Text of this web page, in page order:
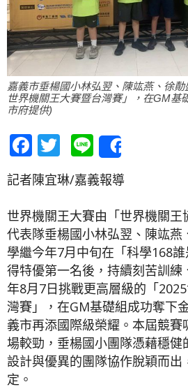
嘉義市垂楊國小林弘翌、陳竑燕、徐
世界機關王大賽暨台灣賽」，在GM基
市府提供)
Facebook
Twitter
Line
記者陳宜琳/嘉義報導
世界機關王大賽由「世界機關
代表隊垂楊國小林弘翌、陳竑燕
學繼今年7月中旬在「科學168
得特優第一名後，持續刻苦訓
年8月7日挑戰更高層級的「
灣賽」，在GM基礎組成功奪下
義市再添國際級榮耀。本屆競賽
場較勁，垂楊國小團隊憑藉穩健
設計與優異的團隊協作脫穎而出
定。